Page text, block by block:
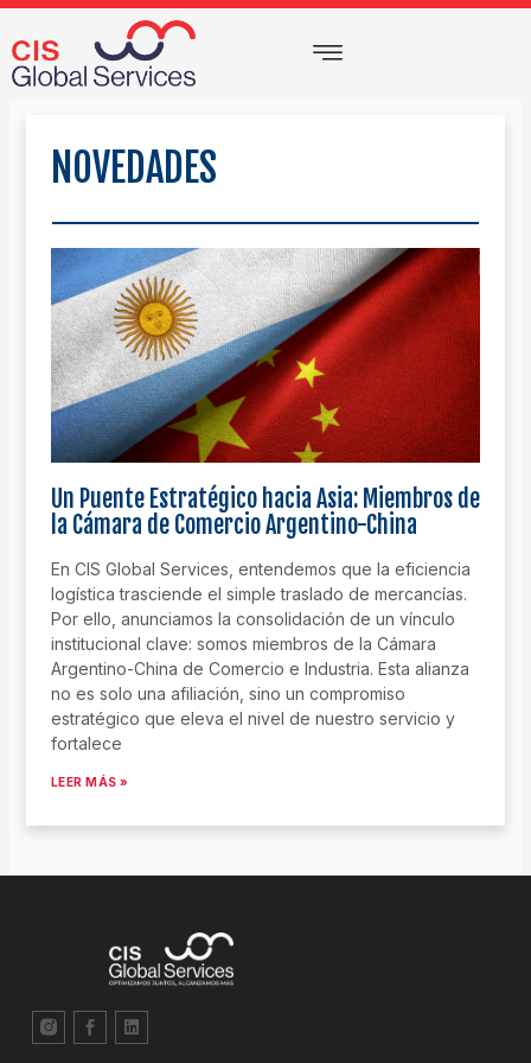
Ir
contenido
Menu
NOVEDADES
Un Puente Estratégico hacia Asia: Miembros de
la Cámara de Comercio Argentino-China
En CIS Global Services, entendemos que la eficiencia
logística trasciende el simple traslado de mercancías.
Por ello, anunciamos la consolidación de un vínculo
institucional clave: somos miembros de la Cámara
Argentino-China de Comercio e Industria. Esta alianza
no es solo una afiliación, sino un compromiso
estratégico que eleva el nivel de nuestro servicio y
fortalece
LEER MÁS »
L
n
i
S
o
c
L
i
n